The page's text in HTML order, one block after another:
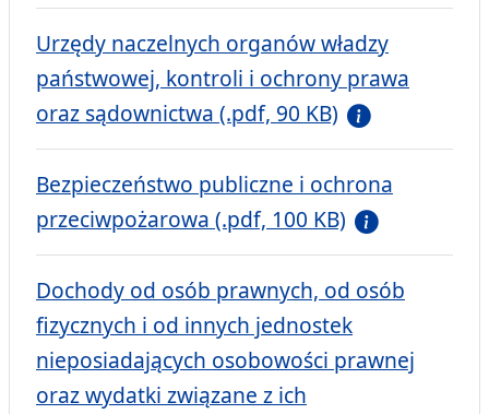
Urzędy naczelnych organów władzy
państwowej, kontroli i ochrony prawa
oraz sądownictwa (.pdf, 90 KB)
Bezpieczeństwo publiczne i ochrona
przeciwpożarowa (.pdf, 100 KB)
Dochody od osób prawnych, od osób
fizycznych i od innych jednostek
nieposiadających osobowości prawnej
oraz wydatki związane z ich